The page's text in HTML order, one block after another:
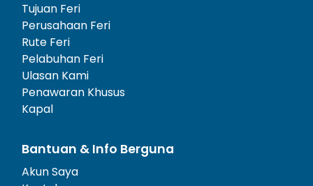
Tujuan Feri
Perusahaan Feri
Rute Feri
Pelabuhan Feri
Ulasan Kami
Penawaran Khusus
Kapal
Bantuan & Info Berguna
Akun Saya